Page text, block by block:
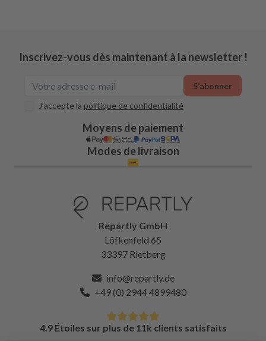
Inscrivez-vous dès maintenant à la newsletter !
J’accepte la politique de confidentialité
S’abonner
Moyens de paiement
Modes de livraison
Repartly GmbH
Löfkenfeld 65
33397 Rietberg
info@repartly.de
+49 (0) 2944 4899480
4.9 Étoiles sur plus de 11k clients satisfaits